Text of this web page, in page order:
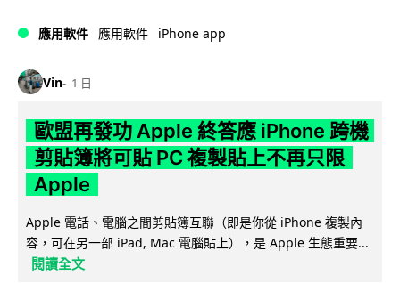
應用軟件 應用軟件 iPhone app
Vin 1 日
歐盟再發功 Apple 終答應 iPhone 跨機
剪貼簿將可貼 PC 複製貼上不再只限
Apple
Apple 電話、電腦之間剪貼簿互聯（即是你從 iPhone 複製內
容，可在另一部 iPad, Mac 電腦貼上），是 Apple 生態重要...
閱讀全文